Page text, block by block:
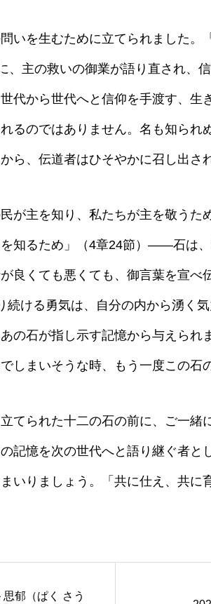
いを生むために立てられました。
、主の救いの御業が語り直され、
代から世代へと信仰を手渡す、生
るのではありません。名も知られ
ら、伝道者はひそやかに召し出さ
が主を知り、私たちが主を敬うた
知るため」（4章24節）――石は
良くても悪くても、御言葉を宣べ
続ける勇気は、自分の内から湧く
の石が指し示す記憶から与えられ
しまいそうな時、もう一度この石
てられた十二の石の前に、ご一緒
記憶を次の世代へと語り継ぐ者と
いりましょう。「共に仕え、共に
思郁（ぱく さう